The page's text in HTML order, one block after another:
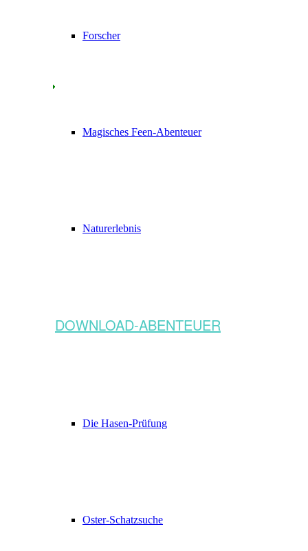
Forscher
Magisches Feen-Abenteuer
Naturerlebnis
DOWNLOAD-ABENTEUER
Die Hasen-Prüfung
Oster-Schatzsuche